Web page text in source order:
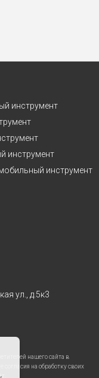
ул., д.5к3
нашего сайта в
согласия на обработку своих
инструмент
инструмент
инструмент